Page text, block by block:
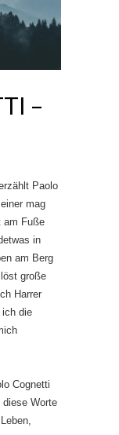
–
Paolo
mag
am Fuße
in
am Berg
große
Harrer
ich die
Cognetti
diese Worte